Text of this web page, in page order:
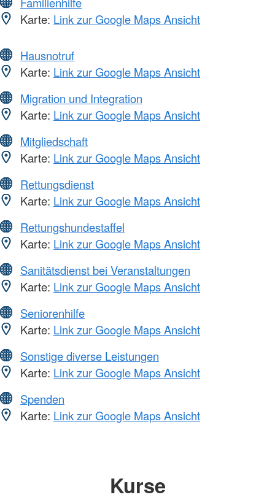
Karte: Link zur Google Maps Ansicht
Hausnotruf
Karte: Link zur Google Maps Ansicht
Migration und Integration
Karte: Link zur Google Maps Ansicht
Mitgliedschaft
Karte: Link zur Google Maps Ansicht
Rettungsdienst
Karte: Link zur Google Maps Ansicht
Rettungshundestaffel
Karte: Link zur Google Maps Ansicht
Sanitätsdienst bei Veranstaltungen
Karte: Link zur Google Maps Ansicht
Seniorenhilfe
Karte: Link zur Google Maps Ansicht
Sonstige diverse Leistungen
Karte: Link zur Google Maps Ansicht
Spenden
Karte: Link zur Google Maps Ansicht
Kurse